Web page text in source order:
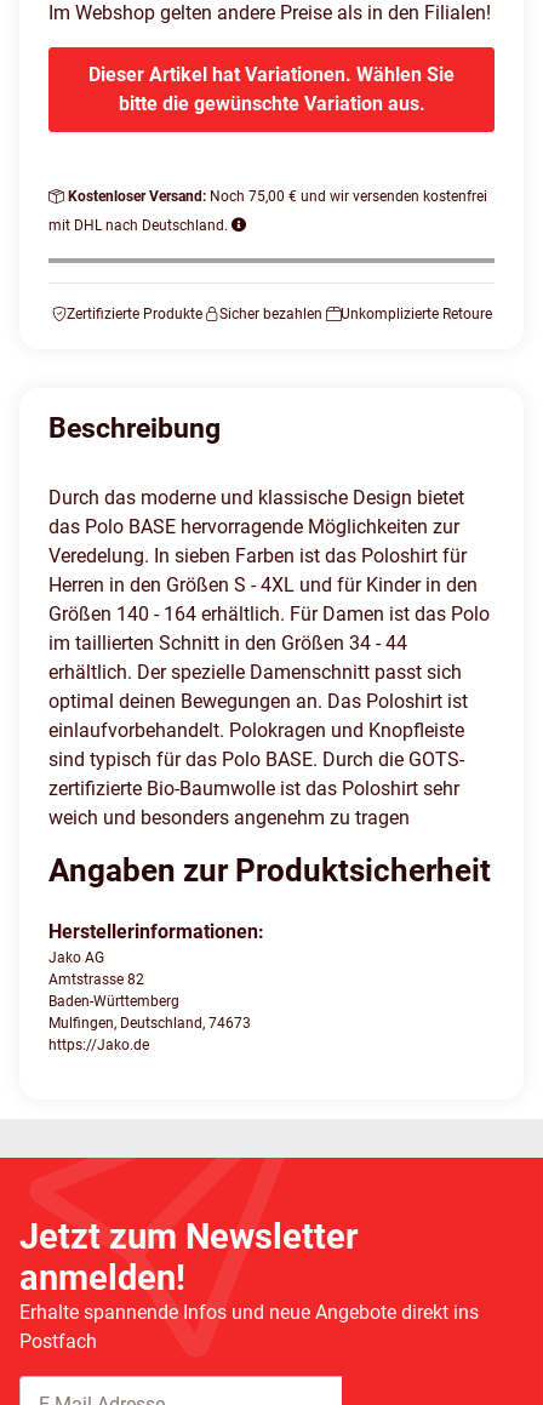
Im Webshop gelten andere Preise als in den Filialen!
Dieser Artikel hat Variationen. Wählen Sie
bitte die gewünschte Variation aus.
Kostenloser Versand: Noch 75,00 € und wir versenden kostenfrei
mit DHL nach Deutschland.
Zertifizierte Produkte Sicher bezahlen Unkomplizierte Retoure
Beschreibung
Durch das moderne und klassische Design bietet
das Polo BASE hervorragende Möglichkeiten zur
Veredelung. In sieben Farben ist das Poloshirt für
Herren in den Größen S - 4XL und für Kinder in den
Größen 140 - 164 erhältlich. Für Damen ist das Polo
im taillierten Schnitt in den Größen 34 - 44
erhältlich. Der spezielle Damenschnitt passt sich
optimal deinen Bewegungen an. Das Poloshirt ist
einlaufvorbehandelt. Polokragen und Knopfleiste
sind typisch für das Polo BASE. Durch die GOTS-
zertifizierte Bio-Baumwolle ist das Poloshirt sehr
weich und besonders angenehm zu tragen
Angaben zur Produktsicherheit
Herstellerinformationen:
Jako AG
Amtstrasse 82
Baden-Württemberg
Mulfingen, Deutschland, 74673
https://Jako.de
Jetzt zum Newsletter
anmelden!
Erhalte spannende Infos und neue Angebote direkt ins
Postfach